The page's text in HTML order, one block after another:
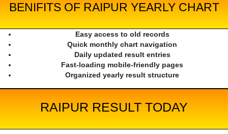
BENIFITS OF RAIPUR YEARLY CHART
Easy access to old records
Quick monthly chart navigation
Daily updated result entries
Fast-loading mobile-friendly pages
Organized yearly result structure
RAIPUR RESULT TODAY